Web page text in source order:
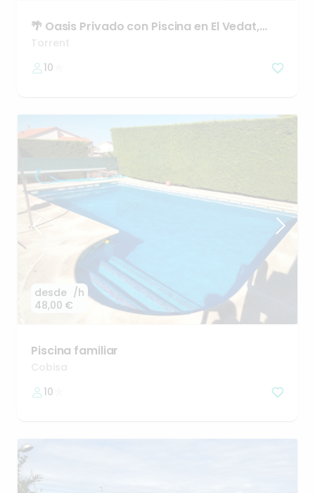
🌴 Oasis Privado con Piscina en El Vedat​,​
Torrent.
Torrent
10
desde
48,00 €
/h
Piscina familiar
Cobisa
10